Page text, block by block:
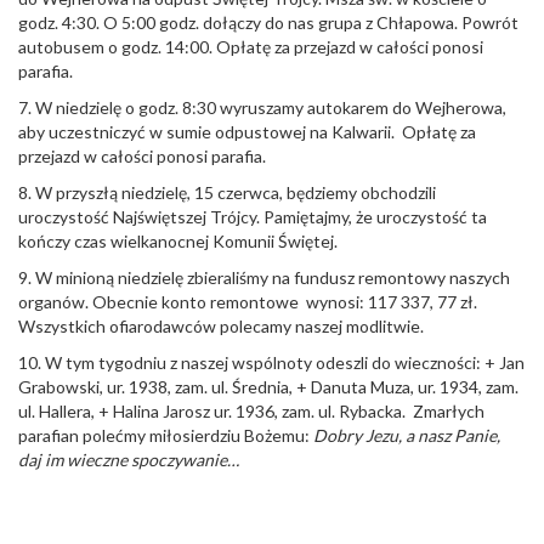
godz. 4:30. O 5:00 godz. dołączy do nas grupa z Chłapowa. Powrót
autobusem o godz. 14:00. Opłatę za przejazd w całości ponosi
parafia.
7. W niedzielę o godz. 8:30 wyruszamy autokarem do Wejherowa,
aby uczestniczyć w sumie odpustowej na Kalwarii. Opłatę za
przejazd w całości ponosi parafia.
8. W przyszłą niedzielę, 15 czerwca, będziemy obchodzili
uroczystość Najświętszej Trójcy. Pamiętajmy, że uroczystość ta
kończy czas wielkanocnej Komunii Świętej.
9. W minioną niedzielę zbieraliśmy na fundusz remontowy naszych
organów. Obecnie konto remontowe wynosi: 117 337, 77 zł.
Wszystkich ofiarodawców polecamy naszej modlitwie.
10. W tym tygodniu z naszej wspólnoty odeszli do wieczności: + Jan
Grabowski, ur. 1938, zam. ul. Średnia, + Danuta Muza, ur. 1934, zam.
ul. Hallera, + Halina Jarosz ur. 1936, zam. ul. Rybacka. Zmarłych
parafian polećmy miłosierdziu Bożemu: Dobry Jezu, a nasz Panie,
daj im wieczne spoczywanie…